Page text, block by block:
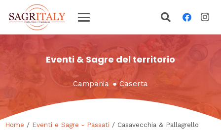
Eventi & Sagre del territorio
Campania ● Caserta
Home / Eventi e Sagre - Passati / Casavecchia & Pallagrello